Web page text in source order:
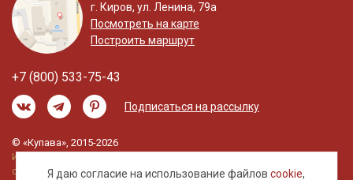
Я даю согласие на использование файловcookie,
г. Киров, ул. Ленина, 79а
Посмотреть на карте
Построить маршрут
+7 (800) 533-75-43
Подписаться на рассылку
© «Купава», 2015-2026
Информация на сайте не является публичной
офертой.